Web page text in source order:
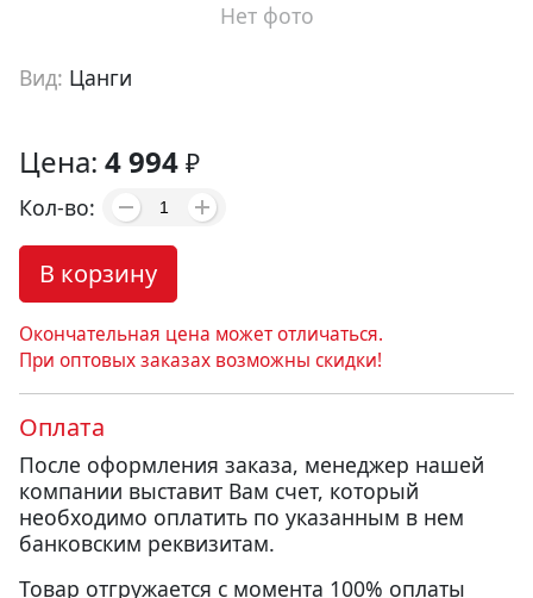
Нет фото
Вид: Цанги
Цена: 4 994 ₽
Кол-во:
В корзину
Окончательная цена может отличаться.
При оптовых заказах возможны скидки!
Оплата
После оформления заказа, менеджер нашей
компании выставит Вам счет, который
необходимо оплатить по указанным в нем
банковским реквизитам.
Товар отгружается с момента 100% оплаты